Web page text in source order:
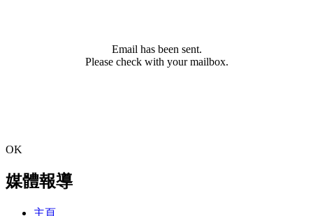
Email has been sent.
Please check with your mailbox.
OK
媒體報導
主頁